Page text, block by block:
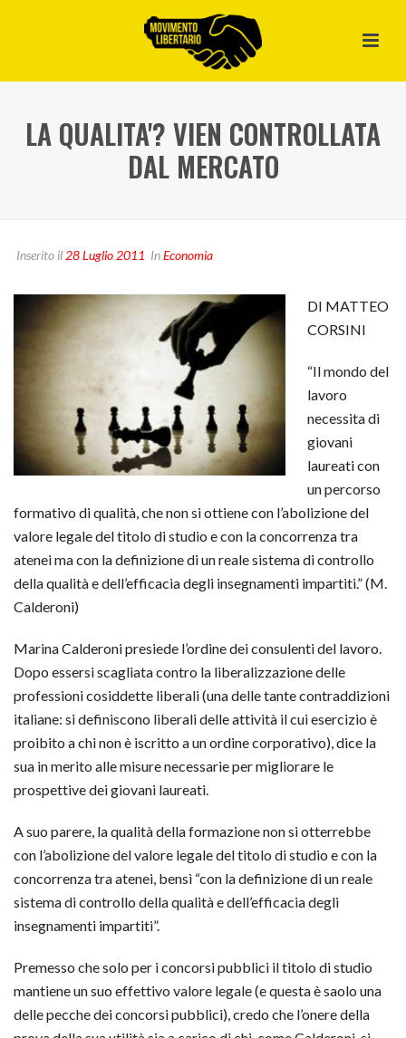
LA QUALITA'? VIEN CONTROLLATA
DAL MERCATO
Inserito il 28 Luglio 2011 InEconomia
DI MATTEO
CORSINI
“Il mondo del
lavoro
necessita di
giovani
laureati con
un percorso
formativo di qualità, che non si ottiene con l’abolizione del
valore legale del titolo di studio e con la concorrenza tra
atenei ma con la definizione di un reale sistema di controllo
della qualità e dell’efficacia degli insegnamenti impartiti.” (M.
Calderoni)
Marina Calderoni presiede l’ordine dei consulenti del lavoro.
Dopo essersi scagliata contro la liberalizzazione delle
professioni cosiddette liberali (una delle tante contraddizioni
italiane: si definiscono liberali delle attività il cui esercizio è
proibito a chi non è iscritto a un ordine corporativo), dice la
sua in merito alle misure necessarie per migliorare le
prospettive dei giovani laureati.
A suo parere, la qualità della formazione non si otterrebbe
con l’abolizione del valore legale del titolo di studio e con la
concorrenza tra atenei, bensì “con la definizione di un reale
sistema di controllo della qualità e dell’efficacia degli
insegnamenti impartiti”.
Premesso che solo per i concorsi pubblici il titolo di studio
mantiene un suo effettivo valore legale (e questa è saolo una
delle pecche dei concorsi pubblici), credo che l’onere della